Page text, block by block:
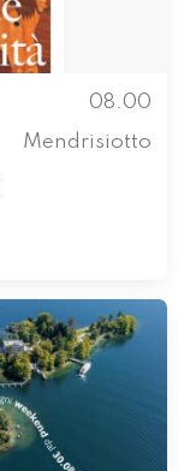
08.00
Mendrisiotto